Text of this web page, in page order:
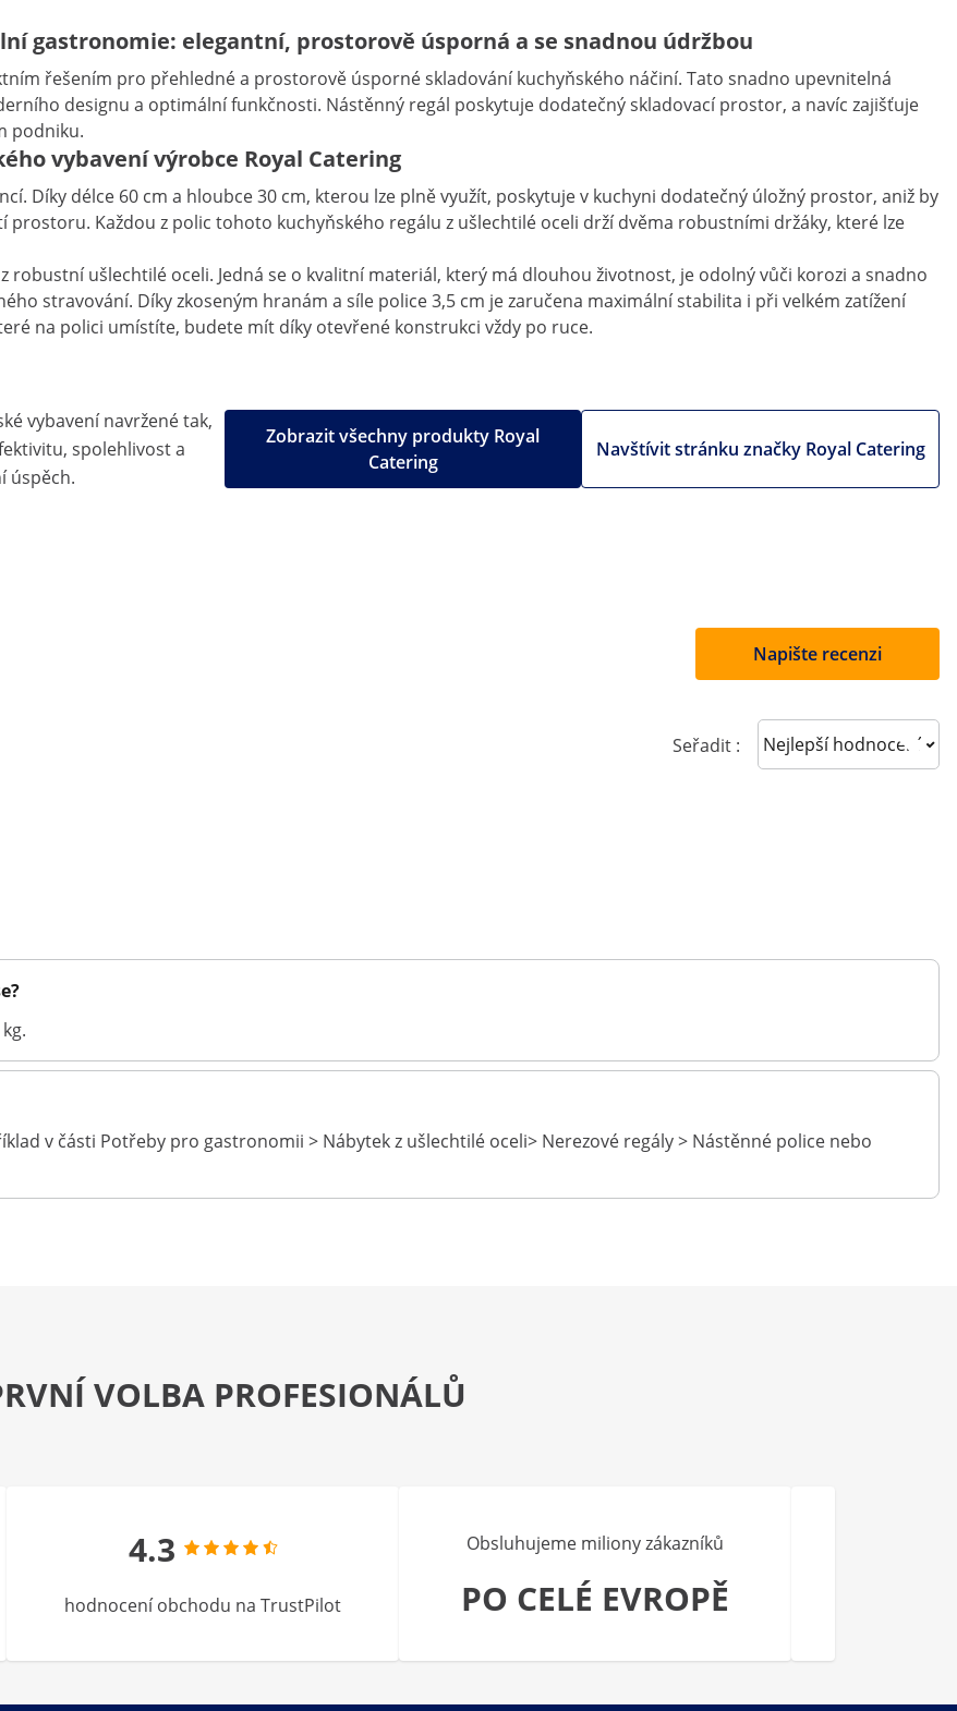
gastronomie: elegantní, prostorově úsporná a se snadnou údržbou
řešením pro přehledné a prostorově úsporné skladování kuchyňského náčiní. Tato snadno upevnitelná
designu a optimální funkčnosti. Nástěnný regál poskytuje dodatečný skladovací prostor, a navíc zajišťuje
podniku.
vybavení výrobce Royal Catering
Díky délce 60 cm a hloubce 30 cm, kterou lze plně využít, poskytuje v kuchyni dodatečný úložný prostor, aniž by
Každou z polic tohoto kuchyňského regálu z ušlechtilé oceli drží dvěma robustními držáky, které lze
ušlechtilé oceli. Jedná se o kvalitní materiál, který má dlouhou životnost, je odolný vůči korozi a snadno
stravování. Díky zkoseným hranám a síle police 3,5 cm je zaručena maximální stabilita i při velkém zatížení
na polici umístíte, budete mít díky otevřené konstrukci vždy po ruce.
vybavení navržené tak,
spolehlivost a
úspěch.
Navštívit stránku značky Royal Catering
Zobrazit všechny produkty Royal
Catering
Napište recenzi
Seřadit : Sort reviews
v části Potřeby pro gastronomii > Nábytek z ušlechtilé oceli> Nerezové regály > Nástěnné police nebo
VOLBA PROFESIONÁLŮ
4.3
hodnocení obchodu na TrustPilot
Obsluhujeme miliony zákazníků
PO CELÉ EVROPĚ